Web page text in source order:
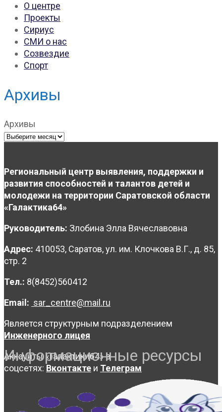
О центре
Проекты
Сириус
СМИ о нас
Созвездие
Спорт
Архивы
Архивы
Региональный центр выявления, поддержки и
развития способностей и талантов детей и
молодежи на территории Саратовской области
«Галактика64»
Руководитель: Злобина Элла Вячеславовна
Адрес: 410053, Саратов, ул. им. Клочкова В.Г., д. 85,
стр. 2
Тел.: 8(8452)560412
Email: sar_centre@mail.ru
Является структурным подразделением
Инженерного лицея
Аккаунты «Галактики64» в
соцсетях: Вконтакте и Телеграм
Информационные ресурсы